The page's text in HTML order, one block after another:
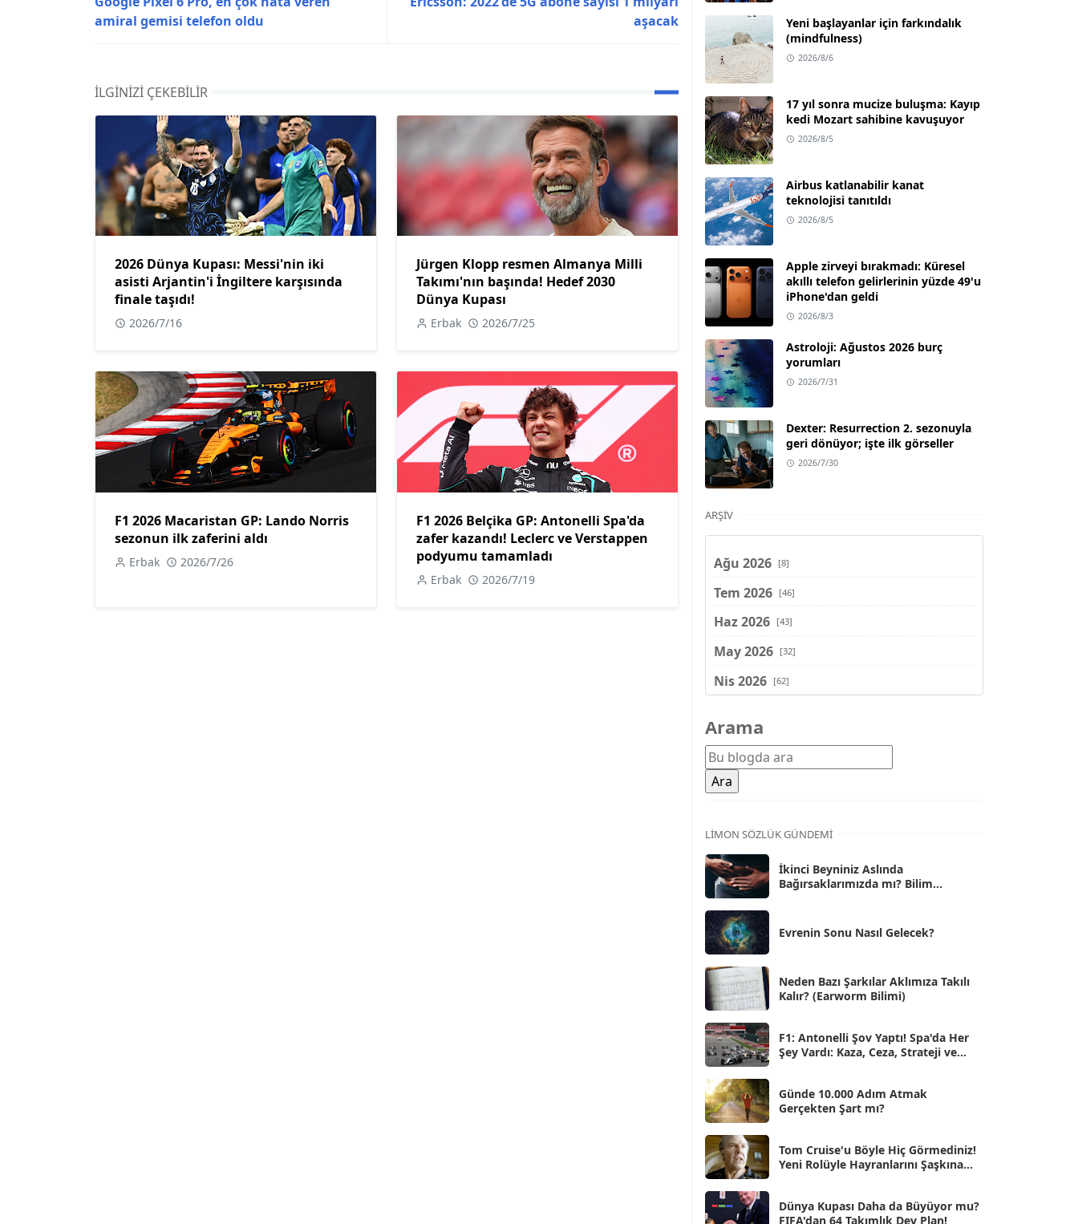
amiral gemisi telefon oldu
aşacak
İLGINIZI ÇEKEBILIR
2026 Dünya Kupası: Messi'nin iki
asisti Arjantin'i İngiltere karşısında
finale taşıdı!
2026/7/16
Jürgen Klopp resmen Almanya Milli
Takımı'nın başında! Hedef 2030
Dünya Kupası
Erbak 2026/7/25
F1 2026 Macaristan GP: Lando Norris
sezonun ilk zaferini aldı
Erbak 2026/7/26
F1 2026 Belçika GP: Antonelli Spa'da
zafer kazandı! Leclerc ve Verstappen
podyumu tamamladı
Erbak 2026/7/19
Yeni başlayanlar için farkındalık
(mindfulness)
2026/8/6
17 yıl sonra mucize buluşma: Kayıp
kedi Mozart sahibine kavuşuyor
2026/8/5
Airbus katlanabilir kanat
teknolojisi tanıtıldı
2026/8/5
Apple zirveyi bırakmadı: Küresel
akıllı telefon gelirlerinin yüzde 49'u
iPhone'dan geldi
2026/8/3
Astroloji: Ağustos 2026 burç
yorumları
2026/7/31
Dexter: Resurrection 2. sezonuyla
geri dönüyor; işte ilk görseller
2026/7/30
ARŞIV
Ağu 2026 [8]
Tem 2026 [46]
Haz 2026 [43]
May 2026 [32]
Nis 2026 [62]
Şub 2026
Oca 2026 [72]
Ara 2025
Kas 2025
Eki 2025
Eyl 2025 [56]
Ağu 2025
Tem 2025
Haz 2025
May 2025 [54]
Nis 2025 [56]
Mar 2025 [50]
Şub 2025 [57]
Oca 2025
Ara 2024 [25]
Kas 2024
Eki 2024 [46]
Arama
LIMON SÖZLÜK GÜNDEMI
İkinci Beyniniz Aslında
Bağırsaklarımızda mı? Bilim
Evrenin Sonu Nasıl Gelecek?
Neden Bazı Şarkılar Aklımıza Takılı
Kalır? (Earworm Bilimi)
F1: Antonelli Şov Yaptı! Spa'da Her
Şey Vardı: Kaza, Ceza, Strateji ve
Günde 10.000 Adım Atmak
Gerçekten Şart mı?
Tom Cruise'u Böyle Hiç Görmediniz!
Yeni Rolüyle Hayranlarını Şaşkına
Dünya Kupası Daha da Büyüyor mu?
FIFA'dan 64 Takımlık Dev Plan!